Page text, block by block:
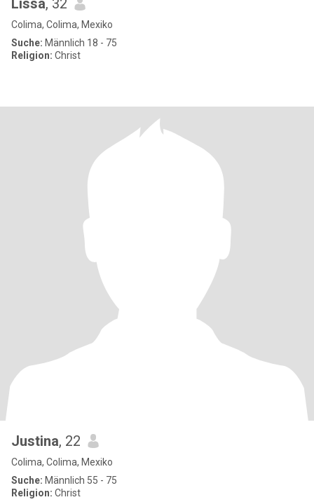
Lissa, 32
Colima, Colima, Mexiko
Suche: Männlich 18 - 75
Religion: Christ
Justina, 22
Colima, Colima, Mexiko
Suche: Männlich 55 - 75
Religion: Christ